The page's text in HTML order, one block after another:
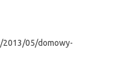
2013/05/domowy-